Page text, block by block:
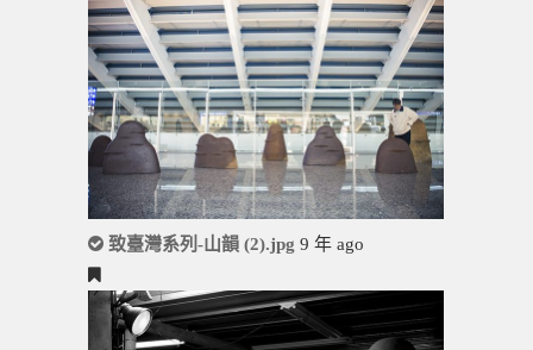
致臺灣系列-山韻 (2).jpg 9 年 ago